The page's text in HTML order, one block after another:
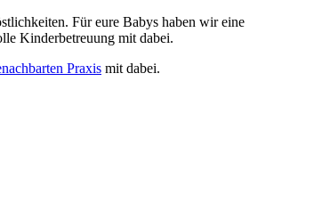
Für eure Babys haben wir eine
Kinderbetreuung mit dabei.
Praxis mit dabei.